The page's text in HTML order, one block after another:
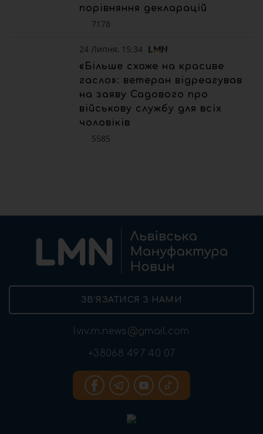
порівняння декларацій
7178
24 Липня, 15:34
«Більше схоже на красиве
гасло»: ветеран відреагував
на заяву Садового про
військову службу для всіх
чоловіків
5585
ЗВ’ЯЗАТИСЯ З НАМИ
lviv.m.news@gmail.com
+38068 497 40 07